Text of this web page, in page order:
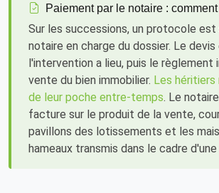
Paiement par le notaire :
Sur les successions, un protocole est
notaire en charge du dossier. Le
l'intervention a lieu, puis le règlement
vente du bien immobilier. Les
de leur poche entre-temps. Le
facture sur le produit de la vente,
pavillons des lotissements et les
hameaux transmis dans le cadre